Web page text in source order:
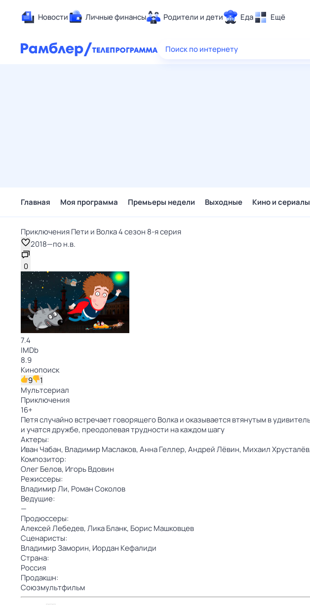
Новости Личные финансы Родители и дети Еда Ещё
Здоровье
Поиск по интернету
Главная Моя программа Премьеры недели Выходные Кино и сериалы
Приключения Пети и Волка 4 сезон 8-я серия
2018—по н.в.
0
7.4
IMDb
8.9
Кинопоиск
9
1
Мультсериал
Приключения
16+
Петя случайно встречает говорящего Волка и оказывается втянутым в
и учатся дружбе, преодолевая трудности на каждом шагу
Актеры:
Иван Чабан, Владимир Маслаков,Анна Геллер,Андрей Лёвин, Михаил
Композитор:
Олег Белов, Игорь Вдовин
Режиссеры:
Владимир Ли, Роман Соколов
Ведущие:
—
Продюссеры:
Алексей Лебедев,Лика Бланк, Борис Машковцев
Сценаристы:
Владимир Заморин, Иордан Кефалиди
Страна:
Россия
Продакшн:
Союзмультфильм